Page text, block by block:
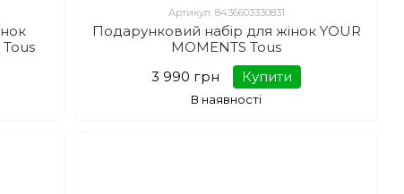
і виділити з натовпу незалежно від того, який на
Це продукція для справжніх естетів та
поєднань. Така парфумерія не схожа на жоден
Артикул: 8436603330831
Подарунковий набір для жінок YOUR
MOMENTS Tous
3 990 грн
Купити
В наявності